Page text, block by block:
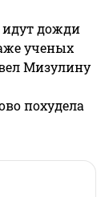
дожди
ученых
Мизулину
похудела